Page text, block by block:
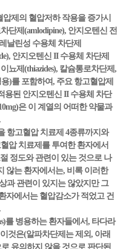
제의 혈압저하 작용을 증가시
단제(amlodipine), 안지오텐신 전
날린성 수용체 차단제
안지오텐신 II 수용체 차단제
뇨제(thiazides), 칼슘통로차단제,
)를 포함하여, 주요 항고혈압제
용된 안지오텐신 II 수용체 차단
은 이 계열의 어떠한 약물과
항고혈압 치료제 4종류까지와
압 치료제를 투여한 환자에서
정도와 관련이 있는 것으로 나
않는 환자에서는, 비록 이러한
과 관련이 있지는 않았지만 그
자에서는 혈압감소가 적었고 건
를 병용하는 환자들에서, 타다라
것은(알파차단제는 제외, 아래
유의하지 않을 것으로 판단된